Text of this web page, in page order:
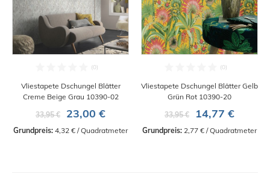
Vliestapete Dschungel Blätter
Creme Beige Grau 10390-02
33,95 €
23,00 €
Grundpreis: 4,32 € / Quadratmeter
Vliestapete Dschungel Blätter Gelb
Grün Rot 10390-20
33,95 €
14,77 €
Grundpreis: 2,77 € / Quadratmeter